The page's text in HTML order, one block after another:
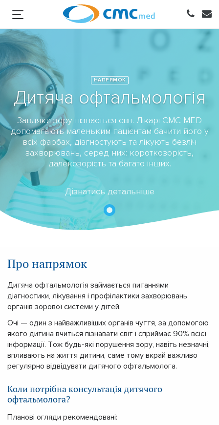
НАПРЯМОК
Дитяча офтальмологія
Завдяки зору пізнається світ. Лікарі CMC MED
допомагають маленьким пацієнтам бачити його у
всіх фарбах, діагностують та лікують безліч
захворювань, серед них: короткозорість,
далекозорість та багато інших.
Дізнатись детальніше
Про напрямок
Дитяча офтальмологія займається питаннями
діагностики, лікування і профілактики захворювань
органів зорової системи у дітей.
Очі — один з найважливіших органів чуття, за допомогою
якого дитина вчиться пізнавати світ і сприймає 90% всієї
інформації. Тож будь-які порушення зору, навіть незначні,
впливають на життя дитини, саме тому вкрай важливо
регулярно відвідувати дитячого офтальмолога.
Коли потрібна консультація дитячого
офтальмолога?
Планові огляди рекомендовані: